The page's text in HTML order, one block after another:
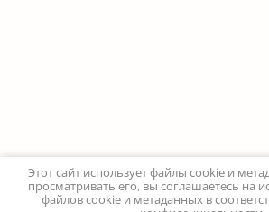
Этот сайт использует файлы cookie и
просматривать его, вы соглашаетесь на
файлов cookie и метаданных в